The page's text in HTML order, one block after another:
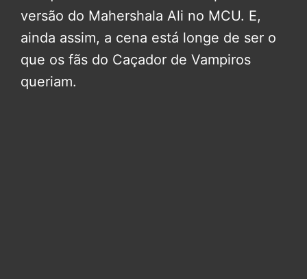
versão do Mahershala Ali no MCU. E,
ainda assim, a cena está longe de ser o
que os fãs do Caçador de Vampiros
queriam.